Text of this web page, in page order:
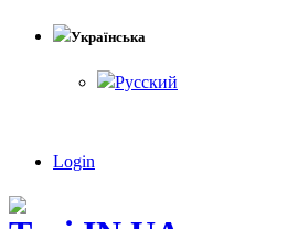
Українська
Русский
Login